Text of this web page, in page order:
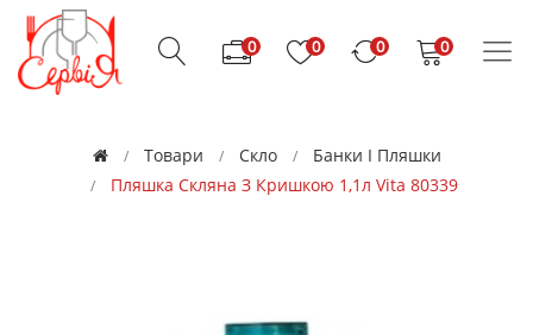
0 0 0 0
Товари Скло
Банки І Пляшки
Пляшка Скляна З Кришкою 1,1л Vita 80339